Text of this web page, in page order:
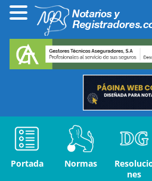
Portada Normas
nes